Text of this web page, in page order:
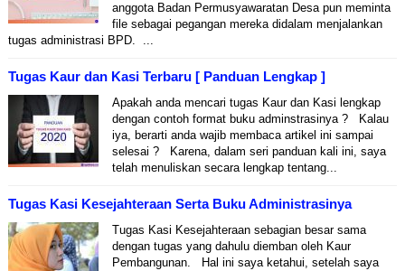
anggota Badan Permusyawaratan Desa pun meminta
file sebagai pegangan mereka didalam menjalankan
tugas administrasi BPD. ...
Tugas Kaur dan Kasi Terbaru [ Panduan Lengkap ]
Apakah anda mencari tugas Kaur dan Kasi lengkap
dengan contoh format buku adminstrasinya ? Kalau
iya, berarti anda wajib membaca artikel ini sampai
selesai ? Karena, dalam seri panduan kali ini, saya
telah menuliskan secara lengkap tentang...
Tugas Kasi Kesejahteraan Serta Buku Administrasinya
Tugas Kasi Kesejahteraan sebagian besar sama
dengan tugas yang dahulu diemban oleh Kaur
Pembangunan. Hal ini saya ketahui, setelah saya